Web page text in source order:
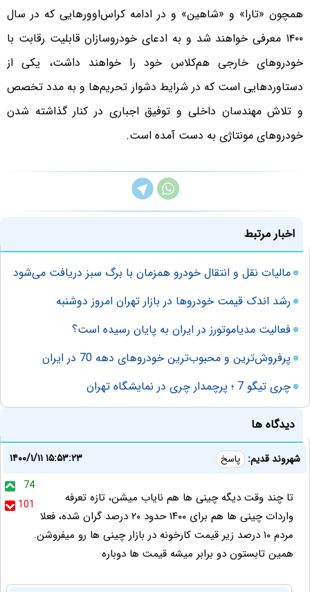
همچون «تارا» و «شاهین» و در ادامه کراس‌اوورهایی که در سال
۱۴۰۰ معرفی خواهند شد و به ادعای خودروسازان قابلیت رقابت با
خودروهای خارجی هم‌کلاس خود را خواهند داشت، یکی از
دستاوردهایی است که در شرایط دشوار تحریم‌ها و به مدد تخصص
و تلاش مهندسان داخلی و توفیق اجباری در کنار گذاشته شدن
خودروهای مونتاژی به دست آمده است.
اخبار مرتبط
مالیات نقل و انتقال خودرو همزمان با برگ سبز دریافت می‌شود
رشد اندک قیمت خودروها در بازار تهران امروز دوشنبه
فعالیت مدیاموتورز در ایران به پایان رسیده است؟
پرفروش‌ترین و محبوب‌ترین خودرو‌های دهه 70 در ایران
چری تیگو 7 ؛ پرچمدار چری در نمایشگاه تهران
دیدگاه ها
شهروند قدیم: پاسخ
۱۴۰۰/۱/۱۱ ۱۵:۵۳:۲۳
74
101
تا چند وقت دیگه چینی ها هم نایاب میشن، تازه تعرفه
واردات چینی ها هم برای ۱۴۰۰ حدود ۲۰ درصد گران شده، فعلا
مردم ۱۰ درصد زیر قیمت کارخونه در بازار چینی ها رو میفروشن.
همین تابستون دو برابر میشه قیمت ها دوباره